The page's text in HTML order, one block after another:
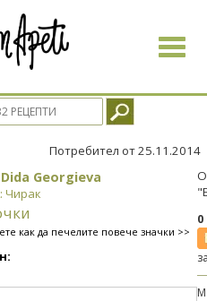
Toggle
Потребител от 25.11.2014
Georgieva
Чирак
как да печелите повече значки >>